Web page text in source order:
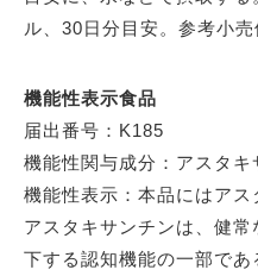
ル、30日分目安。参考小売
機能性表示食品
届出番号：K185
機能性関与成分：アスタ
機能性表示：本品にはアス
アスタキサンチンは、健
下する認知機能の一部で